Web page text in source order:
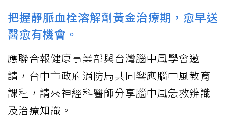
把握靜脈血栓溶解劑黃金治療期，愈早送
醫愈有機會。
應聯合報健康事業部與台灣腦中風學會邀
請，台中市政府消防局共同響應腦中風教育
課程，請來神經科醫師分享腦中風急救辨識
及治療知識。